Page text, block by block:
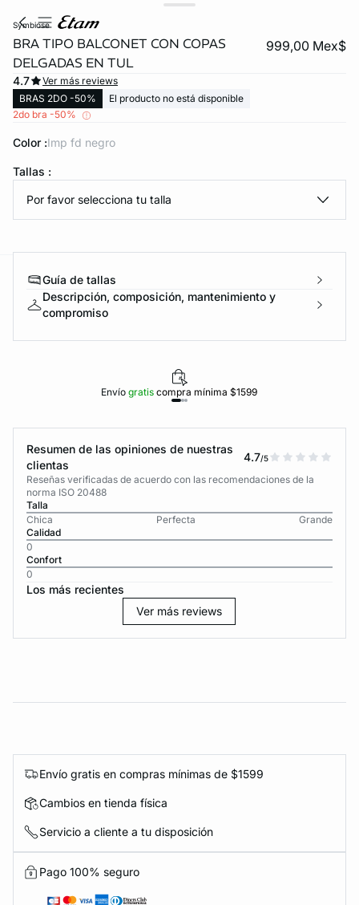
DE PANTIES
symbiose
BRA TIPO BALCONET CON COPAS
DELGADAS EN TUL
999,00 Mex$
4.7
Ver más reviews
BRAS 2DO -50%
El producto no está disponible
2do bra -50%
Color : imp fd negro
Tallas :
Por favor selecciona tu talla
Guía de tallas
Descripción, composición, mantenimiento y
compromiso
Envíogratiscompra mínima $1599
Resumen de las opiniones de nuestras
clientas
4.7/5
Reseñas verificadas de acuerdo con las recomendaciones de la
norma ISO 20488
Talla
Chica
Perfecta
Grande
Calidad
0
Confort
0
Los más recientes
Ver más reviews
Envío gratis en compras mínimas de $1599
Cambios en tienda física
Servicio a cliente a tu disposición
Pago 100% seguro